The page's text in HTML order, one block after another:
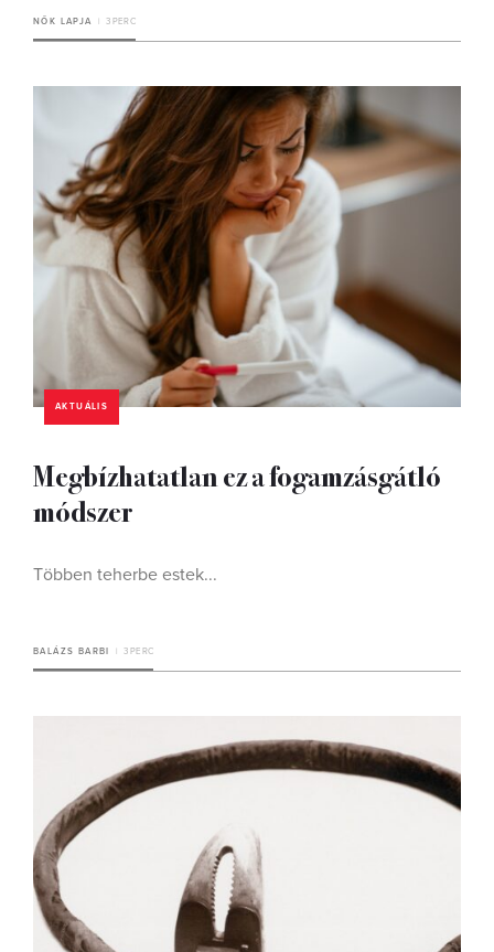
NŐK LAPJA 3 PERC
AKTUÁLIS
Megbízhatatlan ez a fogamzásgátló
módszer
Többen teherbe estek...
BALÁZS BARBI 3 PERC